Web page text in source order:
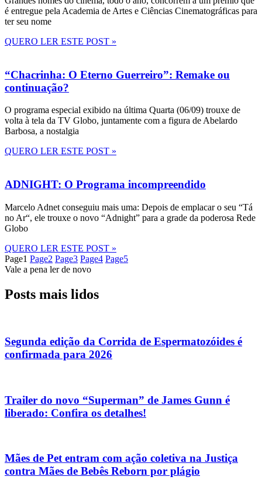
é entregue pela Academia de Artes e Ciências Cinematográficas para
ter seu nome
QUERO LER ESTE POST »
“Chacrinha: O Eterno Guerreiro”: Remake ou
continuação?
O programa especial exibido na última Quarta (06/09) trouxe de
volta à tela da TV Globo, juntamente com a figura de Abelardo
Barbosa, a nostalgia
QUERO LER ESTE POST »
ADNIGHT: O Programa incompreendido
Marcelo Adnet conseguiu mais uma: Depois de emplacar o seu “Tá
no Ar“, ele trouxe o novo “Adnight” para a grade da poderosa Rede
Globo
QUERO LER ESTE POST »
Page1 Page2 Page3 Page4 Page5
Vale a pena ler de novo
Posts mais lidos
Segunda edição da Corrida de Espermatozóides é
confirmada para 2026
Trailer do novo “Superman” de James Gunn é
liberado: Confira os detalhes!
Mães de Pet entram com ação coletiva na Justiça
contra Mães de Bebês Reborn por plágio